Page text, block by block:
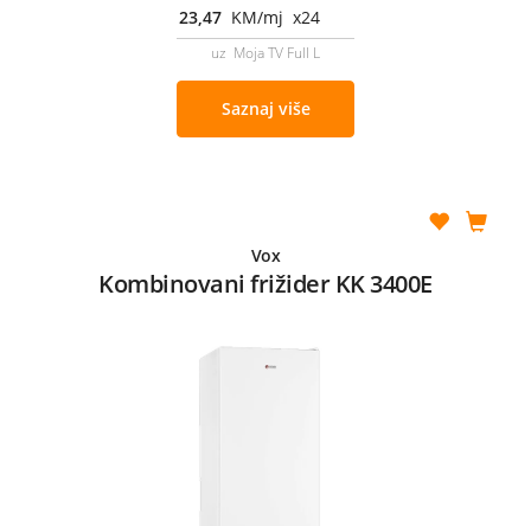
23,47 KM/mj x24
uz Moja TV Full L
Saznaj više
Vox
Kombinovani frižider KK 3400E